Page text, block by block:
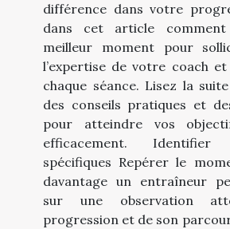
différence dans votre
dans cet article
meilleur moment pour
l’expertise de votre coach
chaque séance. Lisez la
des conseils pratiques et
pour atteindre vos
efficacement.
spécifiques Repérer le
davantage un entraîneur
sur une observation
progression et de son